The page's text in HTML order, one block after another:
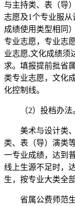
与主持类、表（导
志愿及1个专业服
成绩使用类型相同
专业志愿，专业志
业志愿,文化成绩须
求。填报提前批省
类专业志愿，文化
化控制线。
（2）投档办法
美术与设计类、
类、表（导）演类
一专业成绩，达到
线上生源不足时，
生，按专业大类全
省属公费师范生